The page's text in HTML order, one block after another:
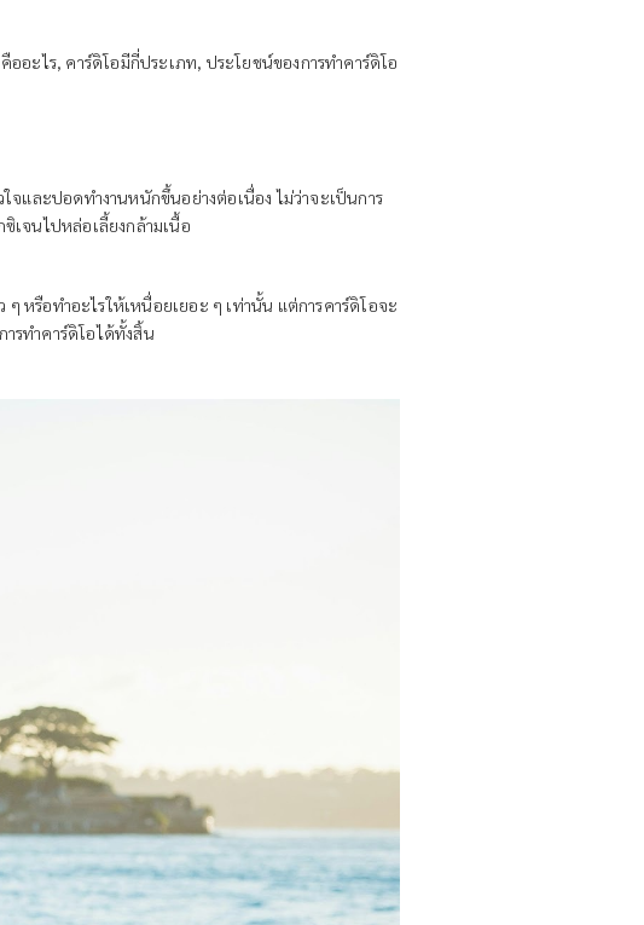
ะไร, คาร์ดิโอมีกี่ประเภท, ประโยชน์ของการทำคาร์ดิโอ
จและปอดทำงานหนักขึ้นอย่างต่อเนื่อง ไม่ว่าจะเป็นการ
เจนไปหล่อเลี้ยงกล้ามเนื้อ
ๆ หรือทำอะไรให้เหนื่อยเยอะ ๆ เท่านั้น แต่การคาร์ดิโอจะ
รทำคาร์ดิโอได้ทั้งสิ้น